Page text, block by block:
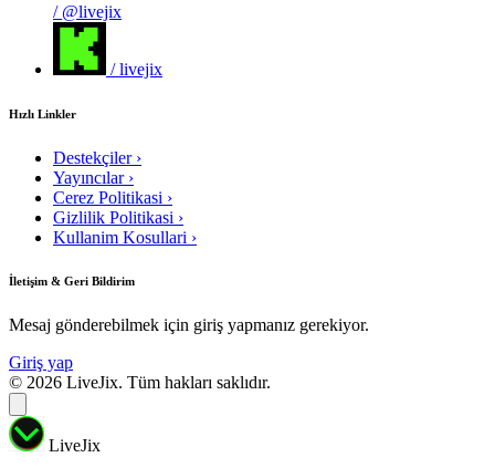
/ @livejix
/ livejix
Hızlı Linkler
Destekçiler ›
Yayıncılar ›
Cerez Politikasi ›
Gizlilik Politikasi ›
Kullanim Kosullari ›
İletişim & Geri Bildirim
Mesaj gönderebilmek için giriş yapmanız gerekiyor.
Giriş yap
© 2026 LiveJix. Tüm hakları saklıdır.
LiveJix